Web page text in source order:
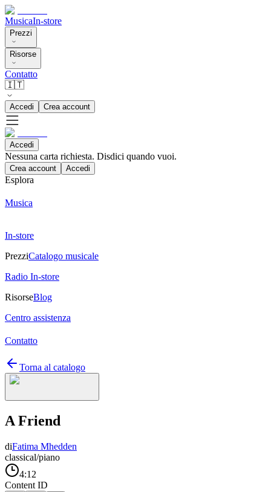
MusicaIn-store
Prezzi
Risorse
Contatto
🇮🇹
Accedi Crea account
Accedi
Nessuna carta richiesta. Disdici quando vuoi.
Crea account Accedi
Esplora
Musica
In-store
PrezziCatalogo musicale
Radio In-store
RisorseBlog
Centro assistenza
Contatto
Torna al catalogo
A Friend
diFatima Mhedden
classical/piano
4:12
Content ID